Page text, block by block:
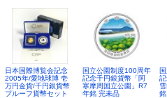
日本国際博覧会記念
2005年/愛地球博 壱
万円金貨/千円銀貨幣
プルーフ貨幣セット
国立公園制度100周年
記念千円銀貨幣「阿
寒摩周国立公園」R7
年銘 完未品